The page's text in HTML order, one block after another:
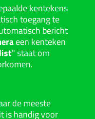
kentekens
toegang te
bericht
een kenteken
" staat om
de meeste
is handig voor